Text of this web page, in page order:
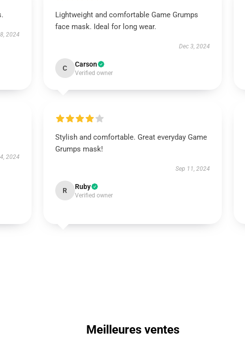
2024
Lightweight and comfortable Game Grumps
face mask. Ideal for long wear.
Dec 3, 2024
C Carson
Verified owner
2024
Stylish and comfortable. Great everyday Game
Grumps mask!
Sep 11, 2024
R Ruby
Verified owner
Meilleures ventes